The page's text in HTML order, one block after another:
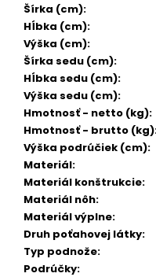
Šírka (cm):
Hĺbka (cm):
Výška (cm):
Šírka sedu (cm):
Hĺbka sedu (cm):
Výška sedu (cm):
Hmotnosť - netto (kg):
Hmotnosť - brutto (kg)
Výška podrúčiek (cm):
Materiál:
Materiál konštrukcie:
Materiál nôh:
Materiál výplne:
Druh poťahovej látky:
Typ podnože:
Podrúčky: